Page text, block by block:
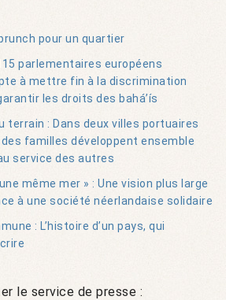
pour un quartier
parlementaires européens
à mettre fin à la discrimination
les droits des bahá’ís
terrain : Dans deux villes portuaires
familles développent ensemble
service des autres
même mer » : Une vision plus large
à une société néerlandaise solidaire
: L’histoire d’un pays, qui
le service de presse :